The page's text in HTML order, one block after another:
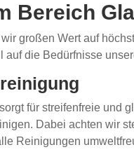
Bereich
wir großen Wert auf
die Bedürfnisse
sorgt für streifenfreie und
Dabei achten wir
Reinigungen